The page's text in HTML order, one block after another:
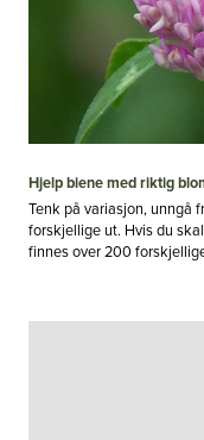
Hjelp biene med riktig
Tenk på variasjon, unngå
forskjellige ut. Hvis du
finnes over 200